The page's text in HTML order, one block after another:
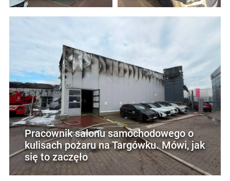
Pracownik salonu samochodowego o
kulisach pożaru na Targówku. Mówi, jak
się to zaczęło